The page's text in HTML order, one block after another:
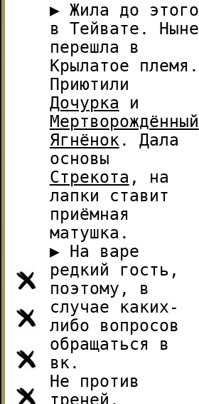
▶ Жила до этого
в Тейвате. Ныне
перешла в
Крылатое племя.
Приютили
Дочурка и
Мертворождённый
Ягнёнок. Дала
основы
Стрекота , на
лапки ставит
приёмная
матушка.
▶ На варе
редкий гость,
поэтому, в
случае каких-
либо вопросов
обращаться в
вк.
Не против
треней.